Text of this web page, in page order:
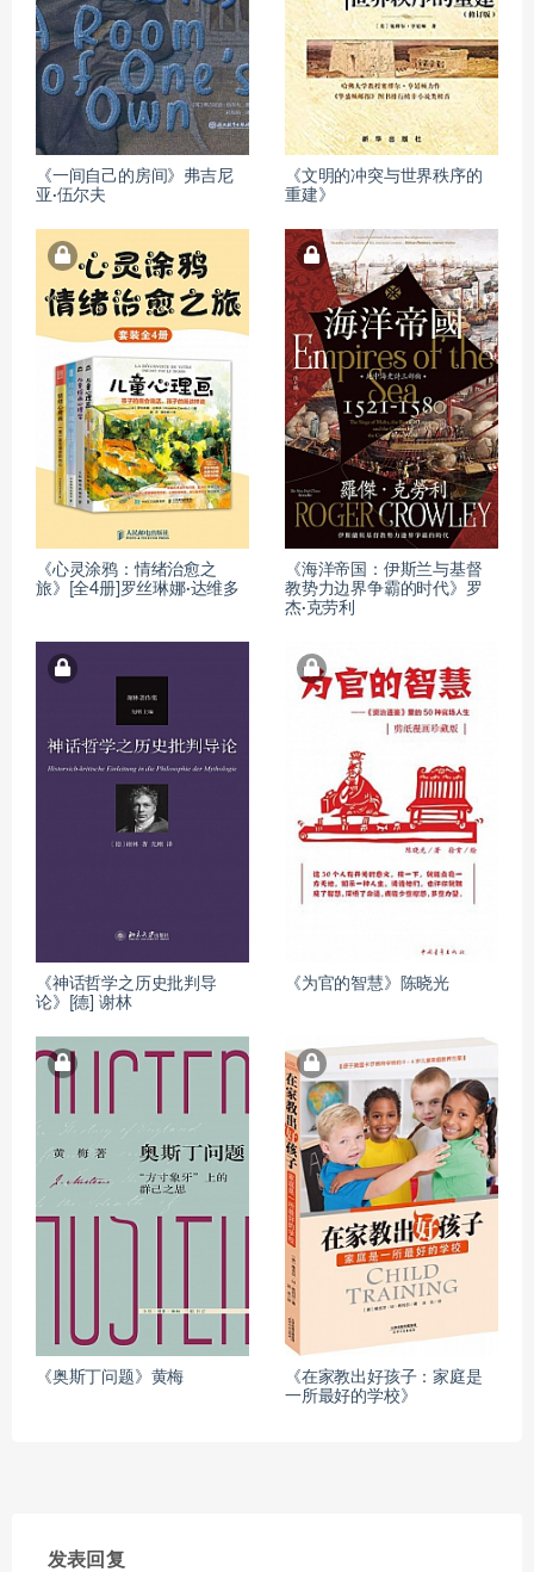
《一间自己的房间》弗吉尼
亚·伍尔夫
《文明的冲突与世界秩序的
重建》
《心灵涂鸦：情绪治愈之
旅》[全4册]罗丝琳娜·达维多
《海洋帝国：伊斯兰与基督
教势力边界争霸的时代》罗
杰·克劳利
《神话哲学之历史批判导
论》[德] 谢林
《为官的智慧》陈晓光
《奥斯丁问题》黄梅
《在家教出好孩子：家庭是
一所最好的学校》
发表回复